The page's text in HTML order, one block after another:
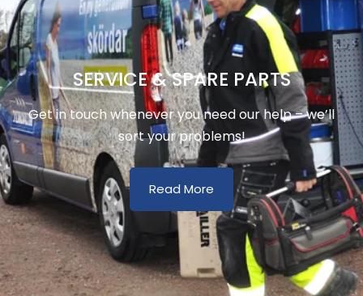
SERVICE & SPARE PARTS
Get in touch whenever you need our help – we’ll
sort your problems!
Read More